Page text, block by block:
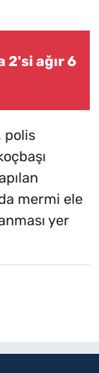
2'si ağır 6
polis
mermi ele
yer